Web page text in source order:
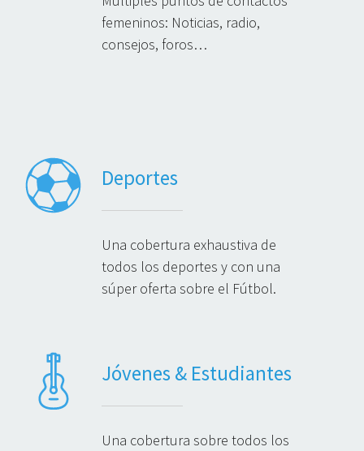
femeninos: Noticias, radio,
consejos, foros…
Deportes
Una cobertura exhaustiva de
todos los deportes y con una
súper oferta sobre el Fútbol.
Jóvenes & Estudiantes
Una cobertura sobre todos los